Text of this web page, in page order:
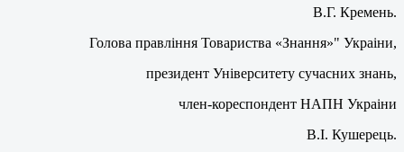
В.Г. Кремень.
Голова правління Товариства «Знання»" Украіни,
президент Університету сучасних знань,
член-кореспондент НАПН Украіни
В.І. Кушерець.